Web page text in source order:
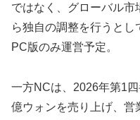
ではなく、グローバル
ら独自の調整を行うと
PC版のみ運営予定。
一方NCは、2026年第1
億ウォンを売り上げ、営